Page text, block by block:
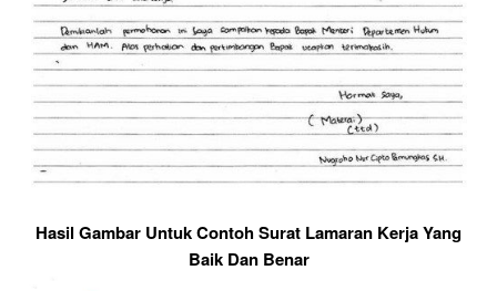
Hasil Gambar Untuk Contoh Surat Lamaran Kerja Yang
Baik Dan Benar